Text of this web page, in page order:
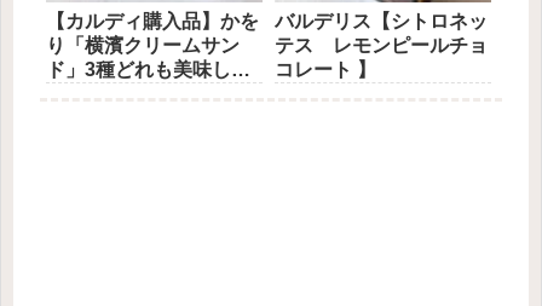
【カルディ購入品】かを
り「横濱クリームサン
ド」3種どれも美味し
バルデリス【シトロネッ
テス レモンピールチョ
コレート 】